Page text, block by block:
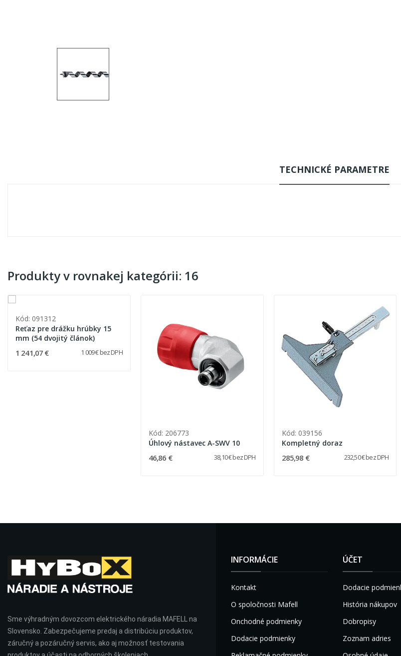
TECHNICKÉ PARAMETRE
Produkty v rovnakej kategórii: 16
Kód: 091312
Reťaz pre drážku hrúbky 15
mm (54 dvojitý článok)
1 241,07 € 1 009 € bez DPH
Kód: 206773
Úhlový nástavec A-SWV 10
46,86 € 38,10 € bez DPH
Kód: 039156
Kompletný doraz
285,98 € 232,50 € bez DPH
Sme výhradným dovozcom elektrického náradia MAFELL na
Slovensko. Zabezpečujeme predaj a distribúciu produktov,
záručný a pozáručný servis, ako aj možnosť testovania
INFORMÁCIE
Kontakt
O spoločnosti Mafell
Onchodné podmienky
Dodacie podmienky
ÚČET
Dodacie
História nákupov
Dobropisy
Zoznam adries